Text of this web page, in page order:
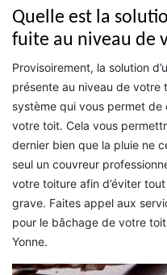
Quelle est la
fuite au niveau de
Provisoirement, la solution
présente au niveau de votre
système qui vous permet
votre toit. Cela vous
dernier bien que la pluie ne
seul un couvreur
votre toiture afin d’éviter
grave. Faites appel aux
pour le bâchage de votre
Yonne.